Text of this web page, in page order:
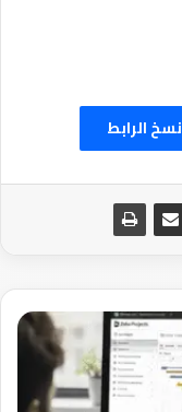
نسخ الرابط